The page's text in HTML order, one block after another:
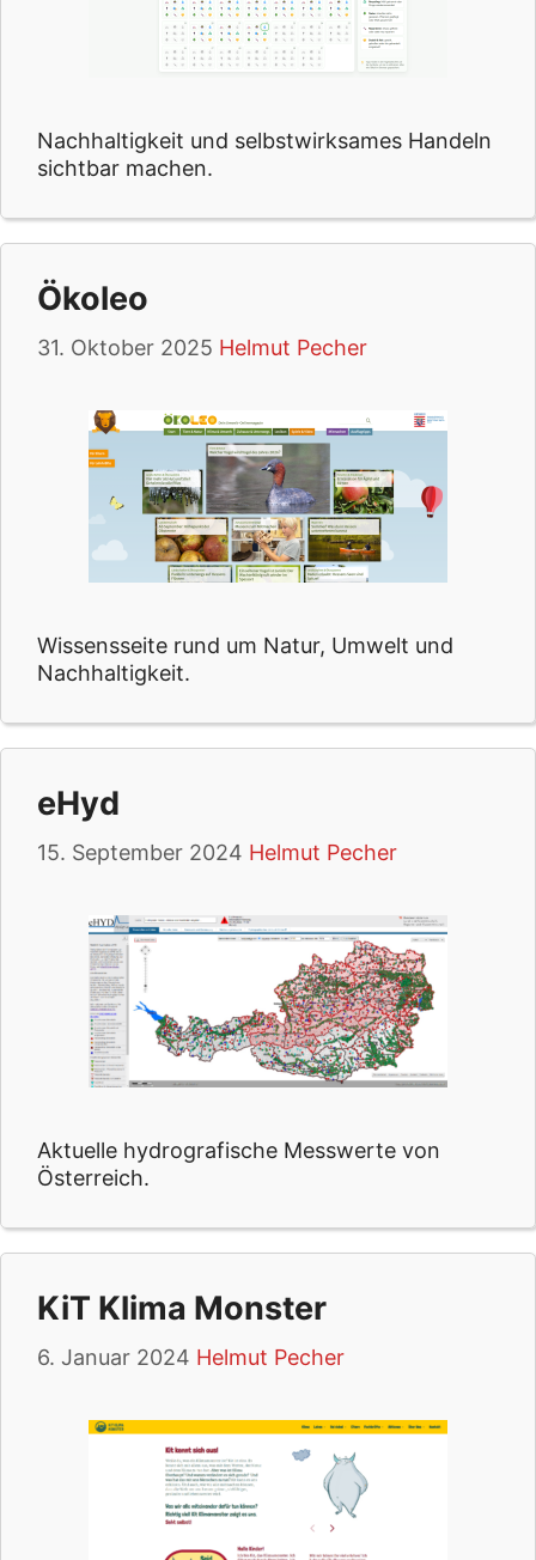
Nachhaltigkeit und selbstwirksames Handeln
sichtbar machen.
Ökoleo
31. Oktober 2025 Helmut Pecher
Wissensseite rund um Natur, Umwelt und
Nachhaltigkeit.
eHyd
15. September 2024 Helmut Pecher
Aktuelle hydrografische Messwerte von
Österreich.
KiT Klima Monster
6. Januar 2024 Helmut Pecher